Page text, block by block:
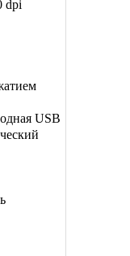
dpi
USB